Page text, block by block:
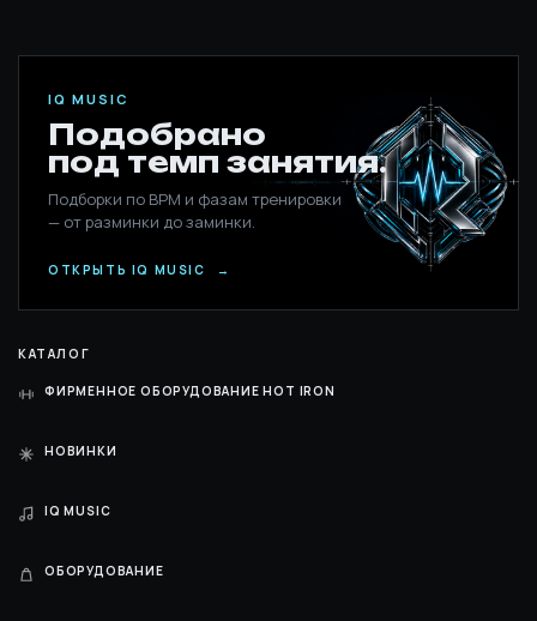
IQ MUSIC
Подобрано
под темп занятия.
Подборки по BPM и фазам тренировки
— от разминки до заминки.
ОТКРЫТЬ IQ MUSIC →
КАТАЛОГ
ФИРМЕННОЕ ОБОРУДОВАНИЕ HOT IRON
НОВИНКИ
IQ MUSIC
ОБОРУДОВАНИЕ